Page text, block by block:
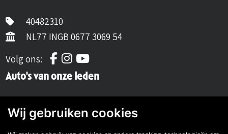
40482310
NL77 INGB 0677 3069 54
Volg ons:
Volg ons op Facebook
Volg ons op Instagram
Volg ons op YouTube
Auto's van onze leden
Wij gebruiken cookies